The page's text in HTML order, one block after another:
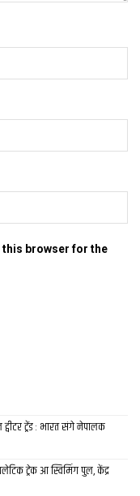
साबित करि देलथि जे
this browser for the
ट्रेंड : भारत संगे नेपालक
ट्रेक आ स्विमिंग पुल, केंद्र